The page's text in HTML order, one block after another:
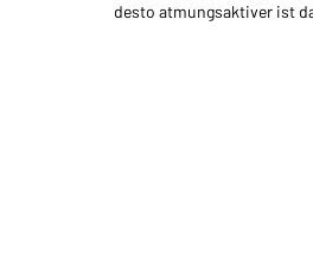
desto atmungsaktiver ist